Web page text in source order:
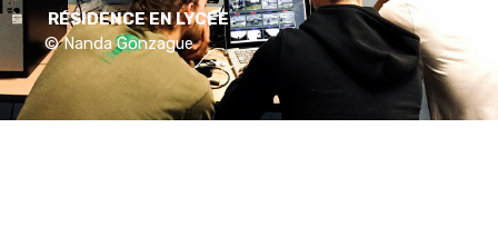
RÉSIDENCE EN LYCÉE
©Nanda Gonzague